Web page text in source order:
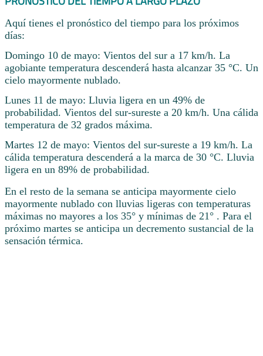
Aquí tienes el pronóstico del tiempo para los próximos
días:
Domingo 10 de mayo: Vientos del sur a 17 km/h. La
agobiante temperatura descenderá hasta alcanzar 35 °C. Un
cielo mayormente nublado.
Lunes 11 de mayo: Lluvia ligera en un 49% de
probabilidad. Vientos del sur-sureste a 20 km/h. Una cálida
temperatura de 32 grados máxima.
Martes 12 de mayo: Vientos del sur-sureste a 19 km/h. La
cálida temperatura descenderá a la marca de 30 °C. Lluvia
ligera en un 89% de probabilidad.
En el resto de la semana se anticipa mayormente cielo
mayormente nublado con lluvias ligeras con temperaturas
máximas no mayores a los 35° y mínimas de 21° . Para el
próximo martes se anticipa un decremento sustancial de la
sensación térmica.